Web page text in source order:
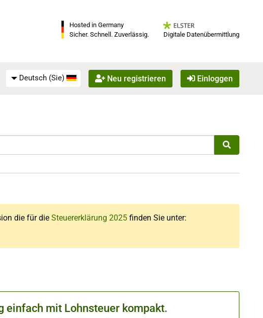
Hosted in Germany
Sicher. Schnell. Zuverlässig.
Digitale Datenübermittlung
Deutsch (Sie) Neu registrieren Einloggen
die für die Steuererklärung 2025 finden Sie unter:
einfach mit Lohnsteuer kompakt.